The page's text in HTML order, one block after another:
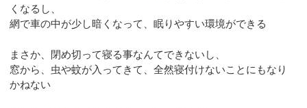
くなるし、
網で車の中が少し暗くなって、眠りやすい環境ができる
まさか、閉め切って寝る事なんてできないし、
窓から、虫や蚊が入ってきて、全然寝付けないことにもなり
かねない